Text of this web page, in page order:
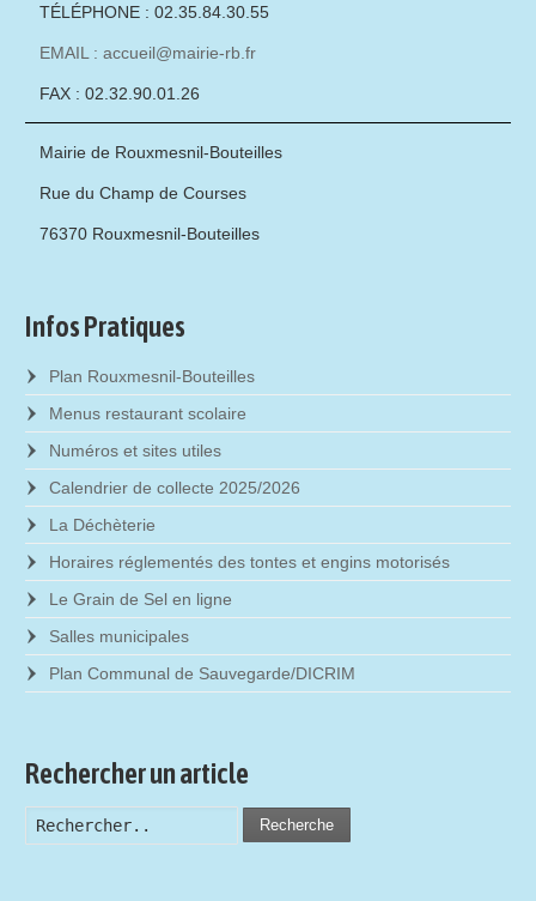
TÉLÉPHONE : 02.35.84.30.55
EMAIL : accueil@mairie-rb.fr
FAX : 02.32.90.01.26
Mairie de Rouxmesnil-Bouteilles
Rue du Champ de Courses
76370 Rouxmesnil-Bouteilles
Infos Pratiques
Plan Rouxmesnil-Bouteilles
Menus restaurant scolaire
Numéros et sites utiles
Calendrier de collecte 2025/2026
La Déchèterie
Horaires réglementés des tontes et engins motorisés
Le Grain de Sel en ligne
Salles municipales
Plan Communal de Sauvegarde/DICRIM
Rechercher un article
Recherche